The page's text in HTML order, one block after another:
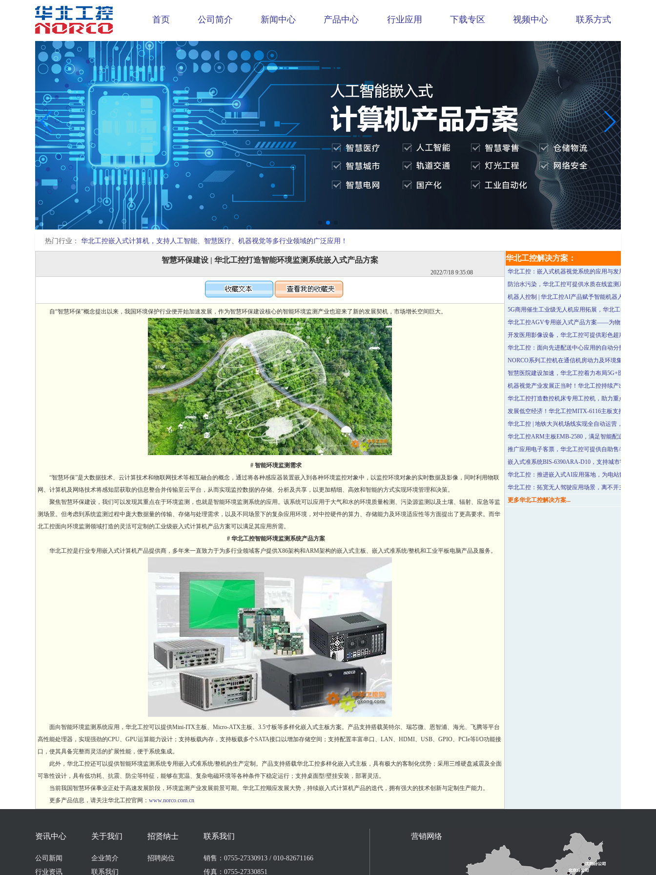
首页 公司简介 新闻中心 产品中心 行业应用 下载专区 视频中心 联系方式
热门行业： 华北工控嵌入式计算机，支持人工智能、智慧医疗、机器视觉等多行业领域的广泛应用！
智慧环保建设 | 华北工控打造智能环境监测系统嵌入式产品方案
2022/7/18 9:35:08
自“智慧环保”概念提出以来，我国环境保护行业便开始加速发展，作为智慧环保建设核心的智能环境监测产业也迎来了新的发展契机，市场增长空间巨大。
# 智能环境监测需求
“智慧环保”是大数据技术、云计算技术和物联网技术等相互融合的概念，通过将各种感应器装置嵌入到各种环境监控对象中，以监控环境对象的实时数据及影像，同时利用物联
网、计算机及网络技术将感知层获取的信息整合并传输至云平台，从而实现监控数据的存储、分析及共享，以更加精细、高效和智能的方式实现环境管理和决策。
聚焦智慧环保建设，我们可以发现其重点在于环境监测，也就是智能环境监测系统的应用。该系统可以应用于大气和水的环境质量检测、污染源监测以及土壤、辐射、应急等监
测场景。但考虑到系统监测过程中庞大数据量的传输、存储与处理需求，以及不同场景下的复杂应用环境，对中控硬件的算力、存储能力及环境适应性等方面提出了更高要求。而华
北工控面向环境监测领域打造的灵活可定制的工业级嵌入式计算机产品方案可以满足其应用所需。
# 华北工控智能环境监测系统产品方案
华北工控是行业专用嵌入式计算机产品提供商，多年来一直致力于为多行业领域客户提供X86架构和ARM架构的嵌入式主板、嵌入式准系统/整机和工业平板电脑产品及服务。
面向智能环境监测系统应用，华北工控可以提供Mini-ITX主板、Micro-ATX主板、3.5寸板等多样化嵌入式主板方案。产品支持搭载英特尔、瑞芯微、恩智浦、海光、飞腾等平台
高性能处理器，实现强劲的CPU、GPU运算能力设计；支持板载内存，支持板载多个SATA接口以增加存储空间；支持配置丰富串口、LAN、HDMI、USB、GPIO、PCIe等I/O功能接
口，使其具备完整而灵活的扩展性能，便于系统集成。
此外，华北工控还可以提供智能环境监测系统专用嵌入式准系统/整机的生产定制。产品支持搭载华北工控多样化嵌入式主板，具有极大的客制化优势；采用三维硬盘减震及全面
可靠性设计，具有低功耗、抗震、防尘等特征，能够在宽温、复杂电磁环境等各种条件下稳定运行；支持桌面型/壁挂安装，部署灵活。
当前我国智慧环保事业正处于高速发展阶段，环境监测产业发展前景可期。华北工控顺应发展大势，持续嵌入式计算机产品的迭代，拥有强大的技术创新与定制生产能力。
更多产品信息，请关注华北工控官网： www.norco.com.cn
华北工控解决方案：
华北工控：嵌入式机器视觉系统的应用与发展
防治水污染，华北工控可提供水质在线监测系统专用计算
机器人控制 | 华北工控AI产品赋予智能机器人发展更多可
5G商用催生工业级无人机应用拓展，华北工控嵌入式计
华北工控AGV专用嵌入式产品方案——为物流仓库智能
开发医用影像设备，华北工控可提供彩色超声诊断仪专用
华北工控：面向先进配送中心应用的自动分拣系统硬件方
NORCO系列工控机在通信机房动力及环境集中监控系统
智慧医院建设加速，华北工控着力布局5G+医疗技术应用
机器视觉产业发展正当时！华北工控持续产出行业专用嵌
华北工控打造数控机床专用工控机，助力重点行业和领域
发展低空经济！华北工控MITX-6116主板支持无人机应用
华北工控 | 地铁大兴机场线实现全自动运营，再掀无人驾
华北工控ARM主板EMB-2580，满足智能配送机器人感知
推广应用电子客票，华北工控可提供自助售/检票设备专
嵌入式准系统BIS-6390ARA-D10，支持城市智慧应急系
华北工控：推进嵌入式AI应用落地，为电站数字化建设保
华北工控：拓宽无人驾驶应用场景，离不开主控计算机系
更多华北工控解决方案...
资讯中心
公司新闻
行业资讯
关于我们
企业简介
联系我们
招贤纳士
招聘岗位
联系我们
销售：0755-27330913 / 010-82671166
传真：0755-27330851
营销网络